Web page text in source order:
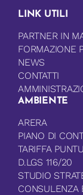
LINK UTILI
PARTNER IN
FORMAZIONE
NEWS
CONTATTI
AMBIENTE
ARERA
PIANO DI
TARIFFA
D.LGS 116/20
STUDIO
CONSULENZA